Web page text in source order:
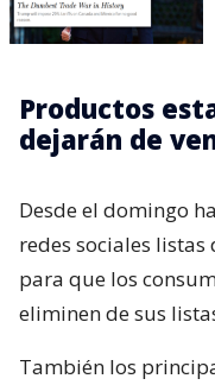
Productos
dejarán de
Desde el domingo
redes sociales
para que los
eliminen de sus
También los